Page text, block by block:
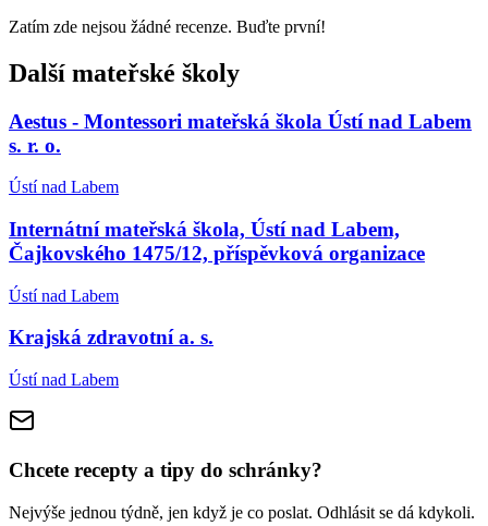
Zatím zde nejsou žádné recenze. Buďte první!
Další mateřské školy
Aestus - Montessori mateřská škola Ústí nad Labem
s. r. o.
Ústí nad Labem
Internátní mateřská škola, Ústí nad Labem,
Čajkovského 1475/12, příspěvková organizace
Ústí nad Labem
Krajská zdravotní a. s.
Ústí nad Labem
Chcete recepty a tipy do schránky?
Nejvýše jednou týdně, jen když je co poslat. Odhlásit se dá kdykoli.